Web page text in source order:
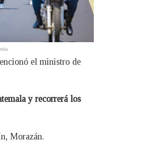
el ministro de
y recorrerá los
Morazán.